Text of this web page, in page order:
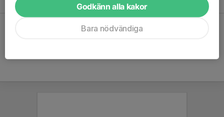
07:00-23:00 Godkänn alla kakor
Bara nödvändiga